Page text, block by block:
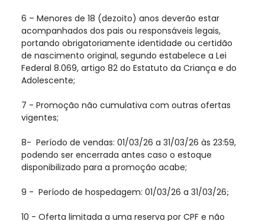
6 – Menores de 18 (dezoito) anos deverão estar
acompanhados dos pais ou responsáveis legais,
portando obrigatoriamente identidade ou certidão
de nascimento original, segundo estabelece a Lei
Federal 8.069, artigo 82 do Estatuto da Criança e do
Adolescente;
7 - Promoção não cumulativa com outras ofertas
vigentes;
8- Período de vendas: 01/03/26 a 31/03/26 às 23:59,
podendo ser encerrada antes caso o estoque
disponibilizado para a promoção acabe;
9 - Período de hospedagem: 01/03/26 a 31/03/26;
10 - Oferta limitada a uma reserva por CPF e não